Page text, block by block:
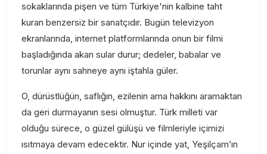
sokaklarında pişen ve tüm Türkiye'nin kalbine taht
kuran benzersiz bir sanatçıdır. Bugün televizyon
ekranlarında, internet platformlarında onun bir filmi
başladığında akan sular durur; dedeler, babalar ve
torunlar aynı sahneye aynı iştahla güler.
O, dürüstlüğün, saflığın, ezilenin ama hakkını aramaktan
da geri durmayanın sesi olmuştur. Türk milleti var
olduğu sürece, o güzel gülüşü ve filmleriyle içimizi
ısıtmaya devam edecektir. Nur içinde yat, Yeşilçam’ın